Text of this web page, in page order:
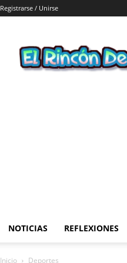
Registrarse / Unirse
Rincon
de
NOTICIAS REFLEXIONES
Inicio Deportes